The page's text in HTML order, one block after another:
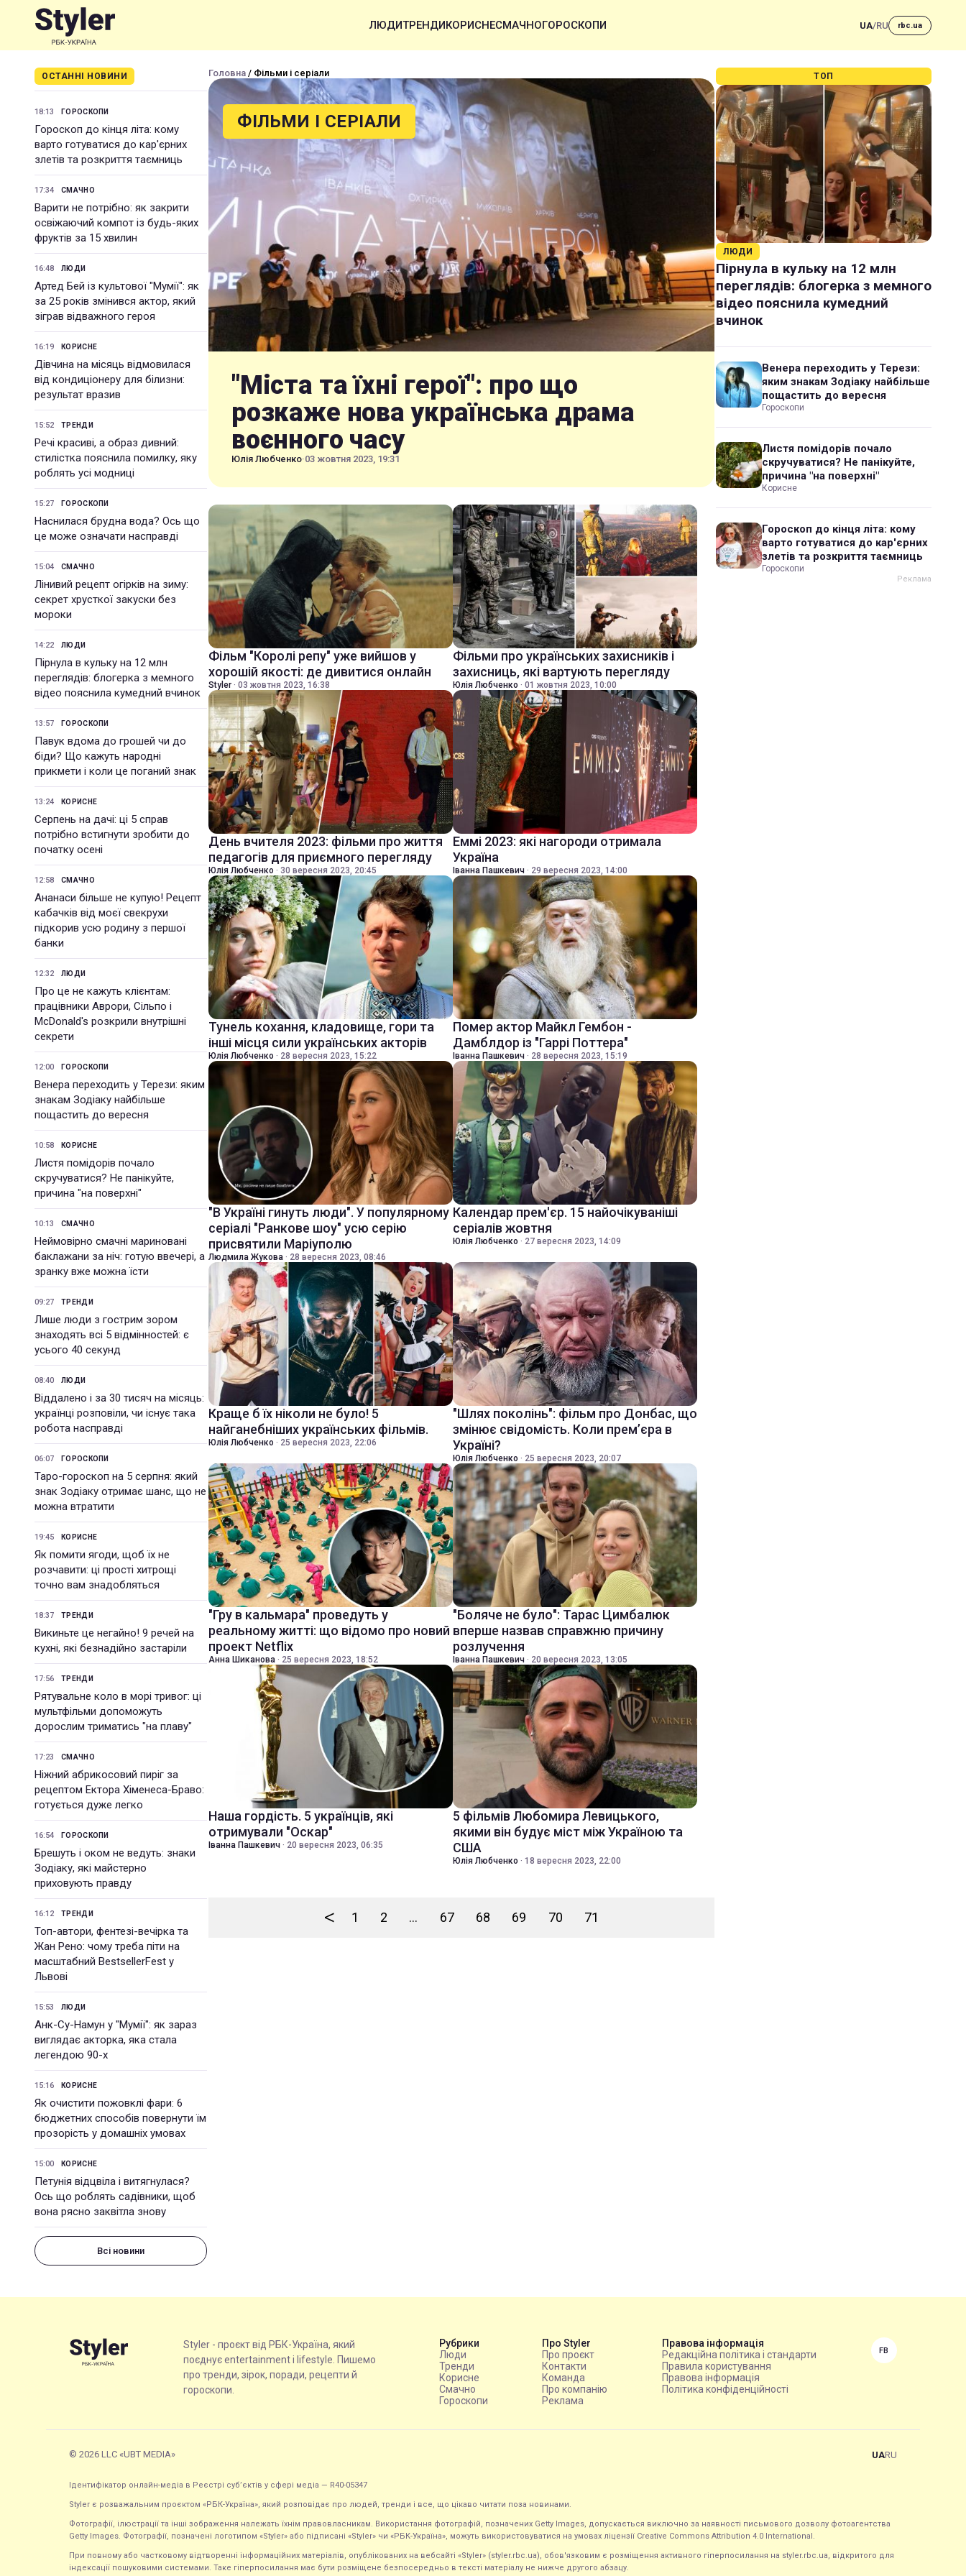
ЛЮДИТРЕНДИКОРИСНЕСМАЧНОГОРОСКОПИ UA/RU rbc.ua
ОСТАННІ НОВИНИ
18:13 ГОРОСКОПИ
Гороскоп до кінця літа: кому
варто готуватися до кар'єрних
злетів та розкриття таємниць
17:34 СМАЧНО
Варити не потрібно: як закрити
освіжаючий компот із будь-яких
фруктів за 15 хвилин
16:48 ЛЮДИ
Артед Бей із культової "Мумії": як
за 25 років змінився актор, який
зіграв відважного героя
16:19 КОРИСНЕ
Дівчина на місяць відмовилася
від кондиціонеру для білизни:
результат вразив
15:52 ТРЕНДИ
Речі красиві, а образ дивний:
стилістка пояснила помилку, яку
роблять усі модниці
15:27 ГОРОСКОПИ
Наснилася брудна вода? Ось що
це може означати насправді
15:04 СМАЧНО
Лінивий рецепт огірків на зиму:
секрет хрусткої закуски без
мороки
14:22 ЛЮДИ
Пірнула в кульку на 12 млн
переглядів: блогерка з мемного
відео пояснила кумедний вчинок
13:57 ГОРОСКОПИ
Павук вдома до грошей чи до
біди? Що кажуть народні
прикмети і коли це поганий знак
13:24 КОРИСНЕ
Серпень на дачі: ці 5 справ
потрібно встигнути зробити до
початку осені
12:58 СМАЧНО
Ананаси більше не купую! Рецепт
кабачків від моєї свекрухи
підкорив усю родину з першої
банки
12:32 ЛЮДИ
Про це не кажуть клієнтам:
працівники Аврори, Сільпо і
McDonald's розкрили внутрішні
секрети
12:00 ГОРОСКОПИ
Венера переходить у Терези: яким
знакам Зодіаку найбільше
пощастить до вересня
10:58 КОРИСНЕ
Листя помідорів почало
скручуватися? Не панікуйте,
причина "на поверхні"
10:13 СМАЧНО
Неймовірно смачні мариновані
баклажани за ніч: готую ввечері, а
зранку вже можна їсти
09:27 ТРЕНДИ
Лише люди з гострим зором
знаходять всі 5 відмінностей: є
усього 40 секунд
08:40 ЛЮДИ
Віддалено і за 30 тисяч на місяць:
українці розповіли, чи існує така
робота насправді
06:07 ГОРОСКОПИ
Таро-гороскоп на 5 серпня: який
знак Зодіаку отримає шанс, що не
можна втратити
19:45 КОРИСНЕ
Як помити ягоди, щоб їх не
розчавити: ці прості хитрощі
точно вам знадобляться
18:37 ТРЕНДИ
Викиньте це негайно! 9 речей на
кухні, які безнадійно застаріли
17:56 ТРЕНДИ
Рятувальне коло в морі тривог: ці
мультфільми допоможуть
дорослим триматись "на плаву"
17:23 СМАЧНО
Ніжний абрикосовий пиріг за
рецептом Ектора Хіменеса-Браво:
готується дуже легко
16:54 ГОРОСКОПИ
Брешуть і оком не ведуть: знаки
Зодіаку, які майстерно
приховують правду
16:12 ТРЕНДИ
Топ-автори, фентезі-вечірка та
Жан Рено: чому треба піти на
масштабний BestsellerFest у
Львові
15:53 ЛЮДИ
Анк-Су-Намун у "Мумії": як зараз
виглядає акторка, яка стала
легендою 90-х
15:16 КОРИСНЕ
Як очистити пожовклі фари: 6
бюджетних способів повернути їм
прозорість у домашніх умовах
15:00 КОРИСНЕ
Петунія відцвіла і витягнулася?
Ось що роблять садівники, щоб
вона рясно заквітла знову
Всі новини
Головна / Фільми і серіали
ФІЛЬМИ І СЕРІАЛИ
"Міста та їхні герої": про що
розкаже нова українська драма
воєнного часу
Юлія Любченко·03 жовтня 2023, 19:31
Фільм "Королі репу" уже вийшов у
хорошій якості: де дивитися онлайн
Styler · 03 жовтня 2023, 16:38
Фільми про українських захисників і
захисниць, які вартують перегляду
Юлія Любченко · 01 жовтня 2023, 10:00
День вчителя 2023: фільми про життя
педагогів для приємного перегляду
Юлія Любченко · 30 вересня 2023, 20:45
Еммі 2023: які нагороди отримала
Україна
Іванна Пашкевич · 29 вересня 2023, 14:00
Тунель кохання, кладовище, гори та
інші місця сили українських акторів
Юлія Любченко · 28 вересня 2023, 15:22
Помер актор Майкл Гембон -
Дамблдор із "Гаррі Поттера"
Іванна Пашкевич · 28 вересня 2023, 15:19
"В Україні гинуть люди". У популярному
серіалі "Ранкове шоу" усю серію
присвятили Маріуполю
Людмила Жукова · 28 вересня 2023, 08:46
Календар прем'єр. 15 найочікуваніші
серіалів жовтня
Юлія Любченко · 27 вересня 2023, 14:09
Краще б їх ніколи не було! 5
найганебніших українських фільмів.
Юлія Любченко · 25 вересня 2023, 22:06
"Шлях поколінь": фільм про Донбас, що
змінює свідомість. Коли прем’єра в
Україні?
Юлія Любченко · 25 вересня 2023, 20:07
"Гру в кальмара" проведуть у
реальному житті: що відомо про новий
проект Netflix
Анна Шиканова · 25 вересня 2023, 18:52
"Боляче не було": Тарас Цимбалюк
вперше назвав справжню причину
розлучення
Іванна Пашкевич · 20 вересня 2023, 13:05
Наша гордість. 5 українців, які
отримували "Оскар"
Іванна Пашкевич · 20 вересня 2023, 06:35
5 фільмів Любомира Левицького,
якими він будує міст між Україною та
США
Юлія Любченко · 18 вересня 2023, 22:00
< 1 2 ... 67 68 69 70 71
ТОП
ЛЮДИ
Пірнула в кульку на 12 млн
переглядів: блогерка з мемного
відео пояснила кумедний
вчинок
Венера переходить у Терези:
яким знакам Зодіаку найбільше
пощастить до вересня
Гороскопи
Листя помідорів почало
скручуватися? Не панікуйте,
причина "на поверхні"
Корисне
Гороскоп до кінця літа: кому
варто готуватися до кар'єрних
злетів та розкриття таємниць
Гороскопи
Styler - проєкт від РБК-Україна, який
поєднує entertainment і lifestyle. Пишемо
про тренди, зірок, поради, рецепти й
гороскопи.
Рубрики
Люди
Тренди
Корисне
Смачно
Гороскопи
Про Styler
Про проєкт
Контакти
Команда
Про компанію
Реклама
Правова інформація
Редакційна політика і стандарти
Правила користування
Правова інформація
Політика конфіденційності
FB
© 2026 LLC «UBT MEDIA» UARU
Ідентифікатор онлайн-медіа в Реєстрі суб’єктів у сфері медіа — R40-05347
Styler є розважальним проєктом «РБК-Україна», який розповідає про людей, тренди і все, що цікаво читати поза новинами.
Фотографії, ілюстрації та інші зображення належать їхнім правовласникам. Використання фотографій, позначених Getty Images, допускається виключно за наявності письмового дозволу фотоагентства
Getty Images. Фотографії, позначені логотипом «Styler» або підписані «Styler» чи «РБК-Україна», можуть використовуватися на умовах ліцензії Creative Commons Attribution 4.0 International.
При повному або частковому відтворенні інформаційних матеріалів, опублікованих на вебсайті «Styler» (styler.rbc.ua), обов'язковим є розміщення активного гіперпосилання на styler.rbc.ua, відкритого для
індексації пошуковими системами. Таке гіперпосилання має бути розміщене безпосередньо в тексті матеріалу не нижче другого абзацу.